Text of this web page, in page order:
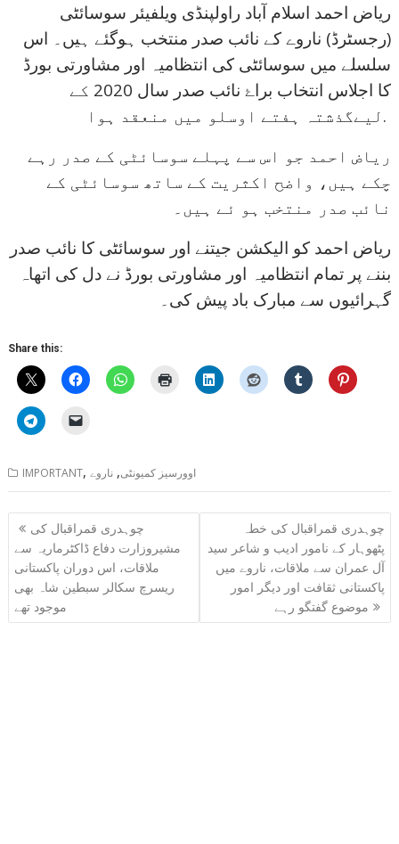
ریاض احمد اسلام آباد راولپنڈی ویلفیئر سوسائٹی
(رجسٹرڈ) ناروے کے نائب صدر منتخب ہوگئے ہیں۔ اس
سلسلے میں سوسائٹی کی انتظامیہ اور مشاورتی بورڈ
کا اجلاس انتخاب براۓ نائب صدر سال 2020 کے
لیےگذشتہ ہفتے اوسلو میں منعقد ہوا.
ریاض احمد جو اس سے پہلے سوسائٹی کے صدر رہے
چکے ہیں، واضح اکثریت کے ساتھ سوسائٹی کے
نائب صدر منتخب ہو ئے ہیں۔
ریاض احمد کو الیکشن جیتنے اور سوسائٹی کا نائب صدر
بننے پر تمام انتظامیہ اور مشاورتی بورڈ نے دل کی اتھاہ
گہرائیوں سے مبارک باد پیش کی۔
Share this:
IMPORTANT, اوورسیز کمیونٹی, ناروے
Post
navigation
چوہدری قمراقبال کی
مشیروزارت دفاع ڈاکٹرماریہ سے
ملاقات، اس دوران پاکستانی
ریسرچ سکالر سبطین شاہ بھی
موجود تھے
چوہدری قمراقبال کی خطہ
پٹھوہار کے نامور ادیب و شاعر سید
آل عمران سے ملاقات، ناروے میں
پاکستانی ثقافت اور دیگر امور
موضوع گفتگو رہے